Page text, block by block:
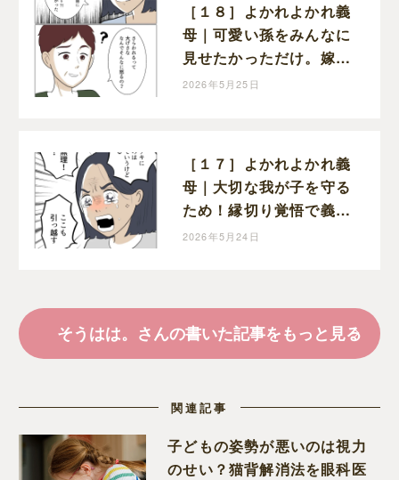
［１８］よかれよかれ義
母｜可愛い孫をみんなに
見せたかっただけ。嫁が
危険性を訴えても楽観的
2026年5月25日
［１７］よかれよかれ義
母｜大切な我が子を守る
ため！縁切り覚悟で義母
にはっきりと物申す決意
2026年5月24日
そうはは。さんの書いた記事をもっと見る
関連記事
子どもの姿勢が悪いのは視力
のせい？猫背解消法を眼科医